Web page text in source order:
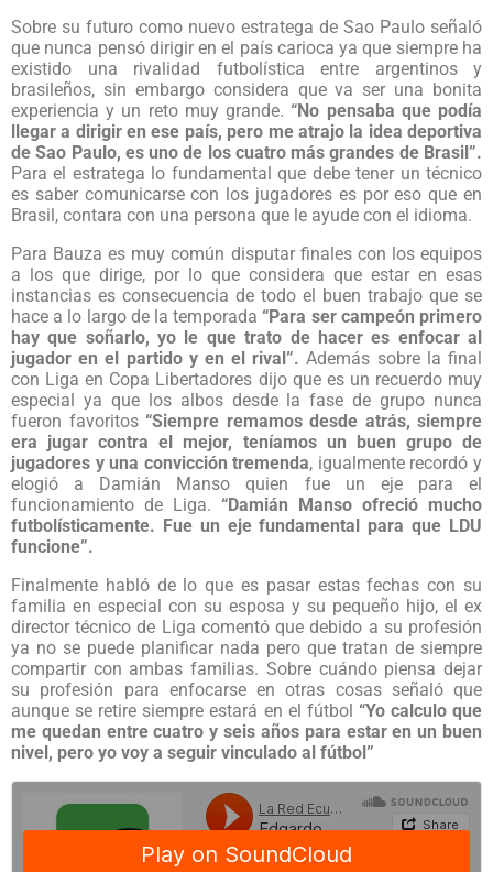
Sobre su futuro como nuevo estratega de Sao Paulo señaló
que nunca pensó dirigir en el país carioca ya que siempre ha
existido una rivalidad futbolística entre argentinos y
brasileños, sin embargo considera que va ser una bonita
experiencia y un reto muy grande. “No pensaba que podía
llegar a dirigir en ese país, pero me atrajo la idea deportiva
de Sao Paulo, es uno de los cuatro más grandes de Brasil”.
Para el estratega lo fundamental que debe tener un técnico
es saber comunicarse con los jugadores es por eso que en
Brasil, contara con una persona que le ayude con el idioma.
Para Bauza es muy común disputar finales con los equipos
a los que dirige, por lo que considera que estar en esas
instancias es consecuencia de todo el buen trabajo que se
hace a lo largo de la temporada “Para ser campeón primero
hay que soñarlo, yo le que trato de hacer es enfocar al
jugador en el partido y en el rival”.Además sobre la final
con Liga en Copa Libertadores dijo que es un recuerdo muy
especial ya que los albos desde la fase de grupo nunca
fueron favoritos “Siempre remamos desde atrás, siempre
era jugar contra el mejor, teníamos un buen grupo de
jugadores y una convicción tremenda, igualmente recordó y
elogió a Damián Manso quien fue un eje para el
funcionamiento de Liga. “Damián Manso ofreció mucho
futbolísticamente. Fue un eje fundamental para que LDU
funcione”.
Finalmente habló de lo que es pasar estas fechas con su
familia en especial con su esposa y su pequeño hijo, el ex
director técnico de Liga comentó que debido a su profesión
ya no se puede planificar nada pero que tratan de siempre
compartir con ambas familias. Sobre cuándo piensa dejar
su profesión para enfocarse en otras cosas señaló que
aunque se retire siempre estará en el fútbol “Yo calculo que
me quedan entre cuatro y seis años para estar en un buen
nivel, pero yo voy a seguir vinculado al fútbol”